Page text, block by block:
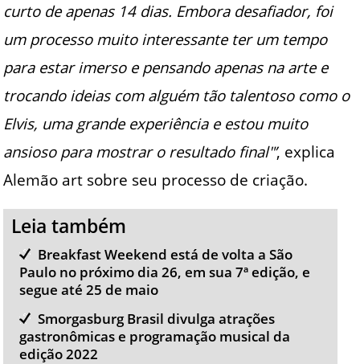
curto de apenas 14 dias. Embora desafiador, foi
um processo muito interessante ter um tempo
para estar imerso e pensando apenas na arte e
trocando ideias com alguém tão talentoso como o
Elvis, uma grande experiência e estou muito
ansioso para mostrar o resultado final"’, explica
Alemão art sobre seu processo de criação.
Leia também
Breakfast Weekend está de volta a São
Paulo no próximo dia 26, em sua 7ª edição, e
segue até 25 de maio
Smorgasburg Brasil divulga atrações
gastronômicas e programação musical da
edição 2022